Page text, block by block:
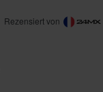
Rezensiert von